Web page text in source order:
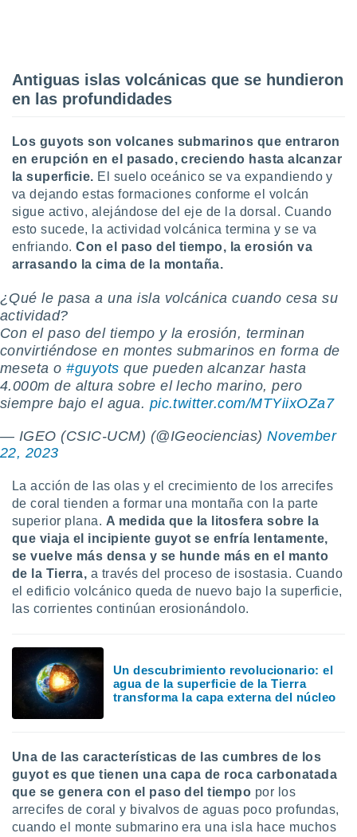
crear un
contenido
medir el
la
el
del
de
o a través
de
de
uso de
con el
e
mediante
publicidad
publicidad
de
1199
Antiguas islas volcánicas que se hundieron
en las profundidades
Los guyots son volcanes submarinos que entraron
en erupción en el pasado, creciendo hasta alcanzar
la superficie. El suelo oceánico se va expandiendo y
va dejando estas formaciones conforme el volcán
sigue activo, alejándose del eje de la dorsal. Cuando
esto sucede, la actividad volcánica termina y se va
enfriando.Con el paso del tiempo, la erosión va
arrasando la cima de la montaña.
¿Qué le pasa a una isla volcánica cuando cesa su
actividad?
Con el paso del tiempo y la erosión, terminan
convirtiéndose en montes submarinos en forma de
meseta o#guyots que pueden alcanzar hasta
4.000m de altura sobre el lecho marino, pero
siempre bajo el agua. pic.twitter.com/MTYiixOZa7
— IGEO (CSIC-UCM) (@IGeociencias)November
22, 2023
La acción de las olas y el crecimiento de los arrecifes
de coral tienden a formar una montaña con la parte
superior plana. A medida que la litosfera sobre la
que viaja el incipiente guyot se enfría lentamente,
se vuelve más densa y se hunde más en el manto
de la Tierra, a través del proceso de isostasia. Cuando
el edificio volcánico queda de nuevo bajo la superficie,
las corrientes continúan erosionándolo.
Un descubrimiento revolucionario: el
agua de la superficie de la Tierra
transforma la capa externa del núcleo
Una de las características de las cumbres de los
guyot es que tienen una capa de roca carbonatada
que se genera con el paso del tiempo por los
arrecifes de coral y bivalvos de aguas poco profundas,
cuando el monte submarino era una isla hace muchos